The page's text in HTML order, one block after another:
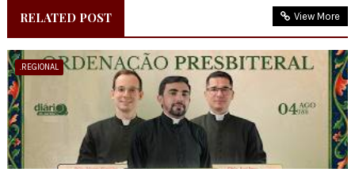
RELATED POST View More
.REGIONAL